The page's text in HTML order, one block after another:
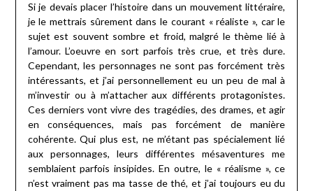
Si je devais placer l’histoire dans un mouvement littéraire,
je le mettrais sûrement dans le courant « réaliste », car le
sujet est souvent sombre et froid, malgré le thème lié à
l’amour. L’oeuvre en sort parfois très crue, et très dure.
Cependant, les personnages ne sont pas forcément très
intéressants, et j’ai personnellement eu un peu de mal à
m’investir ou à m’attacher aux différents protagonistes.
Ces derniers vont vivre des tragédies, des drames, et agir
en conséquences, mais pas forcément de manière
cohérente. Qui plus est, ne m’étant pas spécialement lié
aux personnages, leurs différentes mésaventures me
semblaient parfois insipides. En outre, le « réalisme », ce
n’est vraiment pas ma tasse de thé, et j’ai toujours eu du